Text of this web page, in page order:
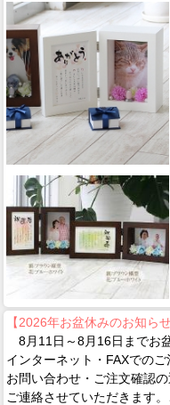
【2026年お盆休みのお知らせ
8月11日～8月16日までお
インターネット・FAXでの
お問い合わせ・ご注文確認
ご連絡させていただきます